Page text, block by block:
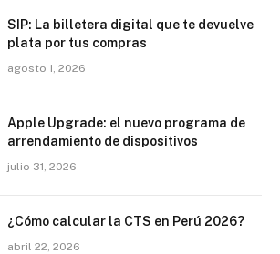
SIP: La billetera digital que te devuelve
plata por tus compras
agosto 1, 2026
Apple Upgrade: el nuevo programa de
arrendamiento de dispositivos
julio 31, 2026
¿Cómo calcular la CTS en Perú 2026?
abril 22, 2026